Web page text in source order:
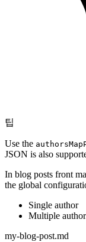
팁
Use the
JSON is also
In blog posts front
the global
Single author
Multiple
my-blog-post.md